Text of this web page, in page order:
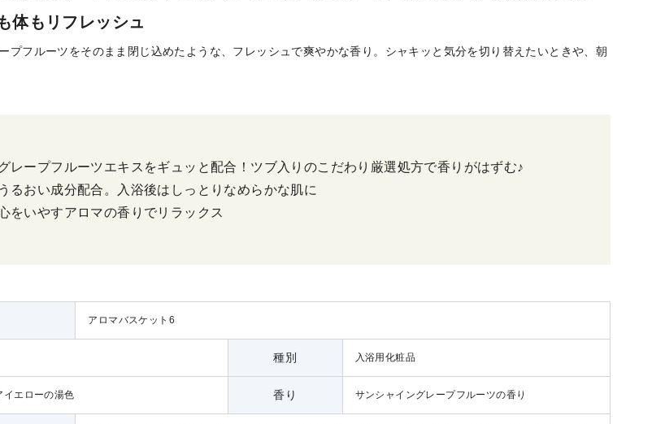
体もリフレッシュ
プフルーツをそのまま閉じ込めたような、フレッシュで爽やかな香り。シャキッと気分を切り替えたいときや、朝
グレープフルーツエキスをギュッと配合！ツブ入りのこだわり厳選処方で香りがはずむ♪
うるおい成分配合。入浴後はしっとりなめらかな肌に
心をいやすアロマの香りでリラックス
アロマバスケット6
種別 入浴用化粧品
イエローの湯色 香り サンシャイングレープフルーツの香り